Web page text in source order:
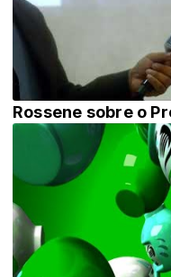
Rossene sobre o